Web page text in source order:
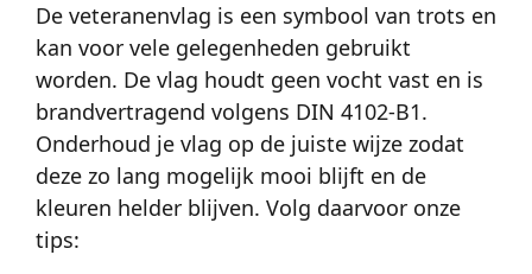
De veteranenvlag is een symbool van trots en
kan voor vele gelegenheden gebruikt
worden. De vlag houdt geen vocht vast en is
brandvertragend volgens DIN 4102-B1.
Onderhoud je vlag op de juiste wijze zodat
deze zo lang mogelijk mooi blijft en de
kleuren helder blijven. Volg daarvoor onze
tips: